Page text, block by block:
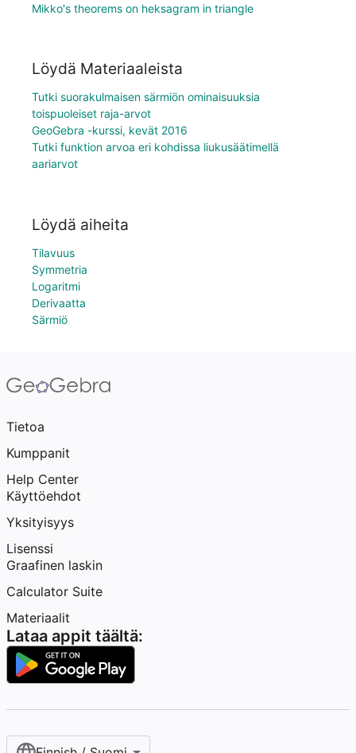
Mikko's theorems on heksagram in triangle
Löydä Materiaaleista
Tutki suorakulmaisen särmiön ominaisuuksia
toispuoleiset raja-arvot
GeoGebra -kurssi, kevät 2016
Tutki funktion arvoa eri kohdissa liukusäätimellä
aariarvot
Löydä aiheita
Tilavuus
Symmetria
Logaritmi
Derivaatta
Särmiö
Tietoa
Kumppanit
Help Center
Käyttöehdot
Yksityisyys
Lisenssi
Graafinen laskin
Calculator Suite
Materiaalit
Lataa appit täältä: